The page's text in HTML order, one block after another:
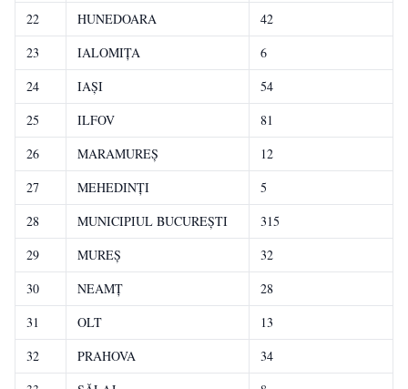
22 HUNEDOARA
42
23
IALOMIŢA
6
24
IAŞI
54
25
ILFOV
81
26
MARAMUREŞ
12
27
MEHEDINŢI
5
28
MUNICIPIUL BUCUREŞTI
315
29
MUREŞ
32
30
NEAMŢ
28
31
OLT
13
32
PRAHOVA
34